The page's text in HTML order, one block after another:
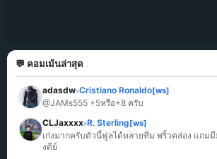
💬 คอมเม้นล่าสุด
adasdw»Cristiano Ronaldo[ws]
@JAMs555 +5หรือ+8 ครับ
CLJaxxxx»R. Sterling[ws]
เก่งมากครับตัวนี้ฟูลได้หลายทีม พริ้วคล่อง แถม
งดีย์